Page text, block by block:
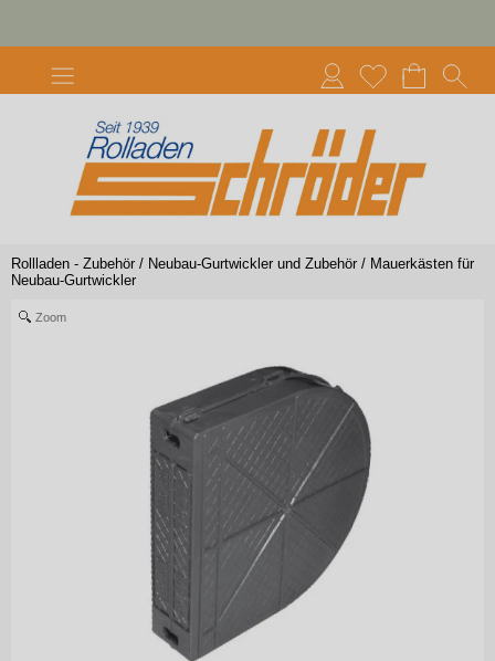
Rollladen - Zubehör / Neubau-Gurtwickler und Zubehör / Mauerkästen für
Neubau-Gurtwickler
Zoom